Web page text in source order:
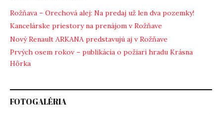
Rožňava – Orechová alej: Na predaj už len dva pozemky!
Kancelárske priestory na prenájom v Rožňave
Nový Renault ARKANA predstavujú aj v Rožňave
Prvých osem rokov – publikácia o požiari hradu Krásna
Hôrka
FOTOGALÉRIA